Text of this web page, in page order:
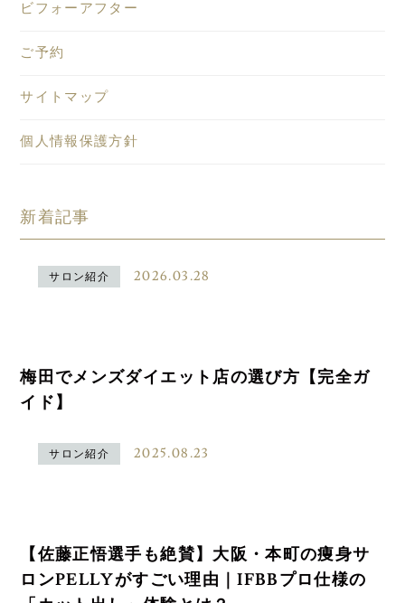
ビフォーアフター
ご予約
サイトマップ
個人情報保護方針
新着記事
サロン紹介 2026.03.28
梅田でメンズダイエット店の選び方【完全ガ
イド】
サロン紹介 2025.08.23
【佐藤正悟選手も絶賛】大阪・本町の痩身サ
ロンPELLYがすごい理由｜IFBBプロ仕様の